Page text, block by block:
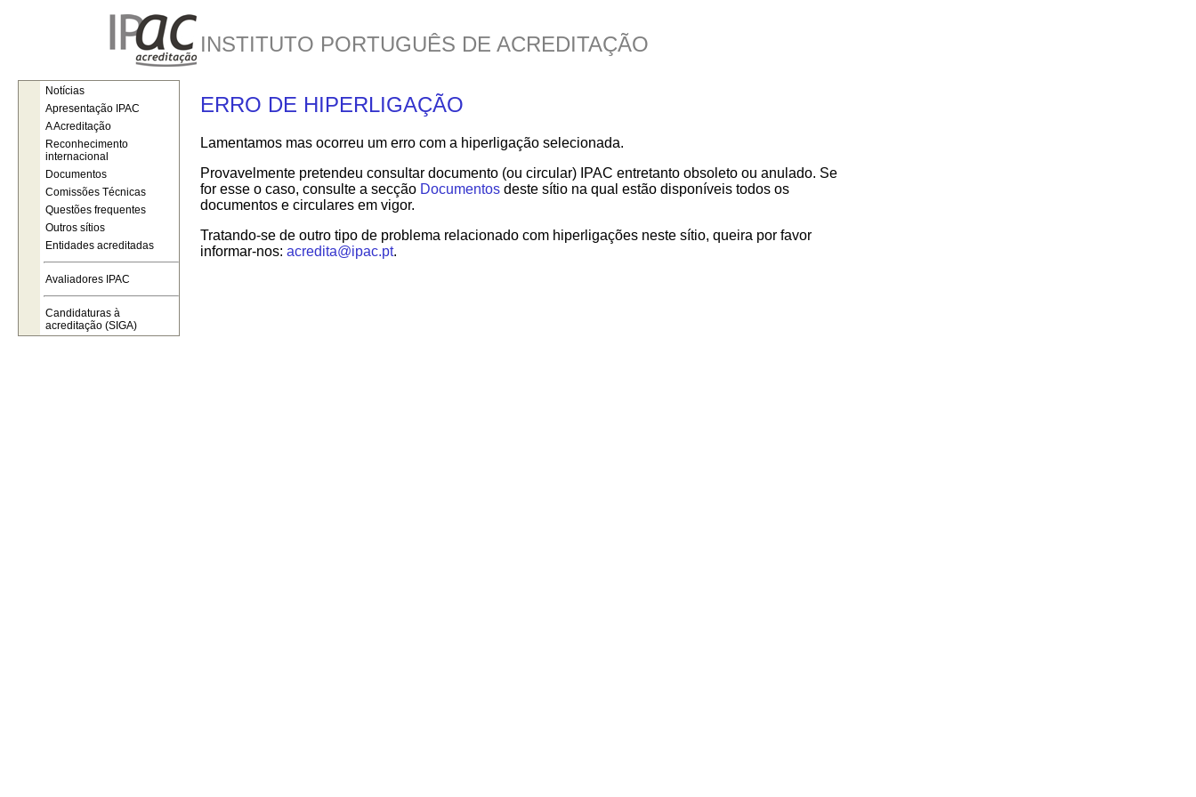
INSTITUTO PORTUGUÊS DE ACREDITAÇÃO
ERRO DE HIPERLIGAÇÃO
Lamentamos mas ocorreu um erro com a hiperligação selecionada.
Provavelmente pretendeu consultar documento (ou circular) IPAC entretanto obsoleto ou anulado. Se
for esse o caso, consulte a secção Documentos deste sítio na qual estão disponíveis todos os
documentos e circulares em vigor.
Tratando-se de outro tipo de problema relacionado com hiperligações neste sítio, queira por favor
informar-nos: acredita@ipac.pt.
Notícias
Apresentação IPAC
A Acreditação
Reconhecimento
internacional
Documentos
Comissões Técnicas
Questões frequentes
Outros sítios
Entidades acreditadas
Avaliadores IPAC
Candidaturas à
acreditação (SIGA)